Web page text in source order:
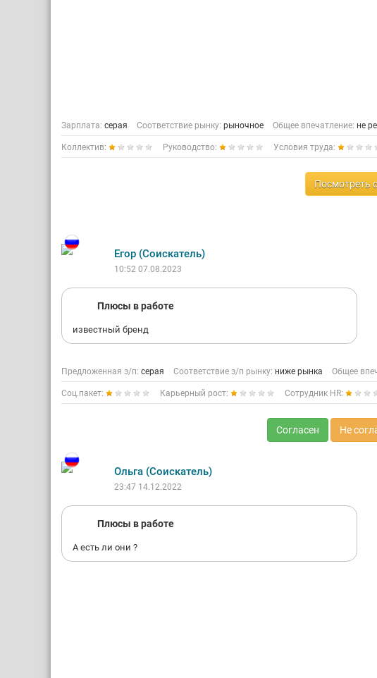
Зарплата: серая Соответствие рынку: рыночное Общее впечатление: не
Коллектив: Руководство: Условия труда:
Посмотреть
Егор (Соискатель)
10:52 07.08.2023
Плюсы в работе
известный бренд
Предложенная з/п: серая Соответствие з/п рынку: ниже рынка Общее
Соц.пакет: Карьерный рост: Сотрудник HR:
Согласен Не
Ольга (Соискатель)
23:47 14.12.2022
Плюсы в работе
А есть ли они ?